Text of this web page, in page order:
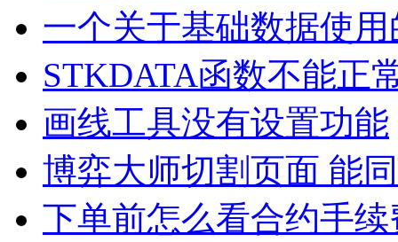
一个关于基础数据使
STKDATA函数不能正
画线工具没有设置功能
博弈大师切割页面 能
下单前怎么看合约手